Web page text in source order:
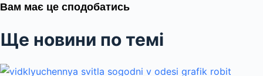
Вам має це сподобатись
Ще новини по темі